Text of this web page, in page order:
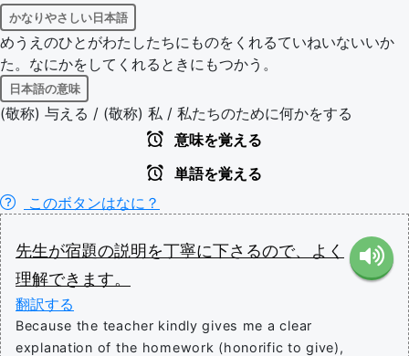
かなりやさしい日本語
めうえのひとがわたしたちにものをくれるていねいないいか
た。なにかをしてくれるときにもつかう。
日本語の意味
(敬称) 与える / (敬称) 私 / 私たちのために何かをする
意味を覚える
単語を覚える
このボタンはなに？
先生が宿題の説明 を丁寧に下さるので、 よく
理解でき ます。
翻訳する
Because the teacher kindly gives me a clear
explanation of the homework (honorific to give),